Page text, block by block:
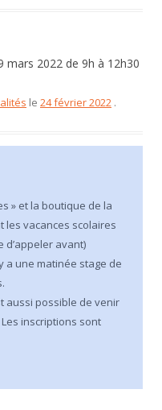
mars 2022 de 9h à 12h30
le 24 février 2022 .
» et la boutique de la
vacances scolaires
d’appeler avant)
a une matinée stage de
aussi possible de venir
inscriptions sont